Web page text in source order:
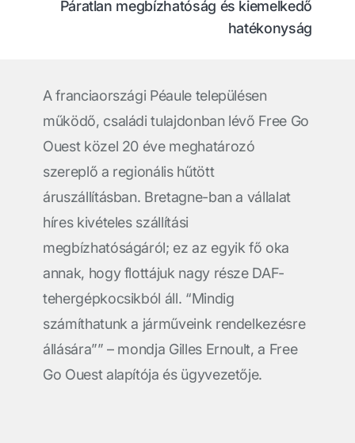
Páratlan megbízhatóság és kiemelkedő
hatékonyság
A franciaországi Péaule településen
működő, családi tulajdonban lévő Free Go
Ouest közel 20 éve meghatározó
szereplő a regionális hűtött
áruszállításban. Bretagne-ban a vállalat
híres kivételes szállítási
megbízhatóságáról; ez az egyik fő oka
annak, hogy flottájuk nagy része DAF-
tehergépkocsikból áll. “Mindig
számíthatunk a járműveink rendelkezésre
állására”” – mondja Gilles Ernoult, a Free
Go Ouest alapítója és ügyvezetője.